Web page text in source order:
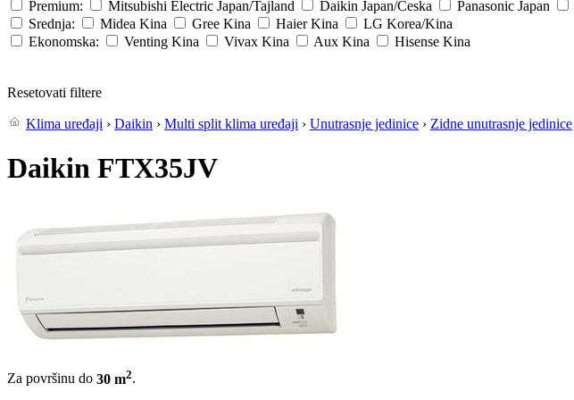
Premium: Mitsubishi Electric Japan/Tajland Daikin Japan/Ceska Panasonic Japan
Srednja:
Midea Kina Gree Kina Haier Kina LG Korea/Kina
Ekonomska:
Venting Kina Vivax Kina Aux Kina Hisense Kina
Resetovati filtere
Klima uređaji › Daikin › Multi split klima uređaji › Unutrasnje jedinice › Zidne unutrasnje jedinice
Daikin FTX35JV
Za površinu do 30 m2.